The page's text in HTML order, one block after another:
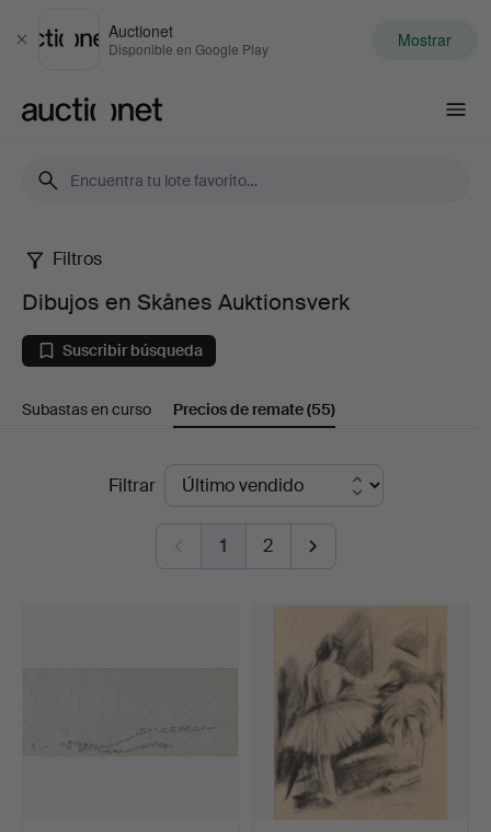
Cerrar
Auctionet
Disponible en Google Play Mostrar
Dibujos
en
Skånes
Auktionsverk
Filtros
Dibujos en Skånes Auktionsverk
Suscribir búsqueda
Subastas en curso Precios de remate(55)
Filtrar
1 2